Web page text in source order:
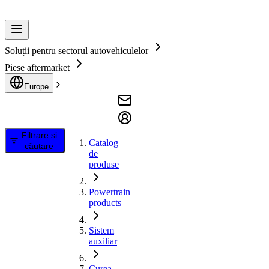
Soluții pentru sectorul autovehiculelor
Piese aftermarket
Europe
Filtrare și
căutare
Catalog
de
produse
Powertrain
products
Sistem
auxiliar